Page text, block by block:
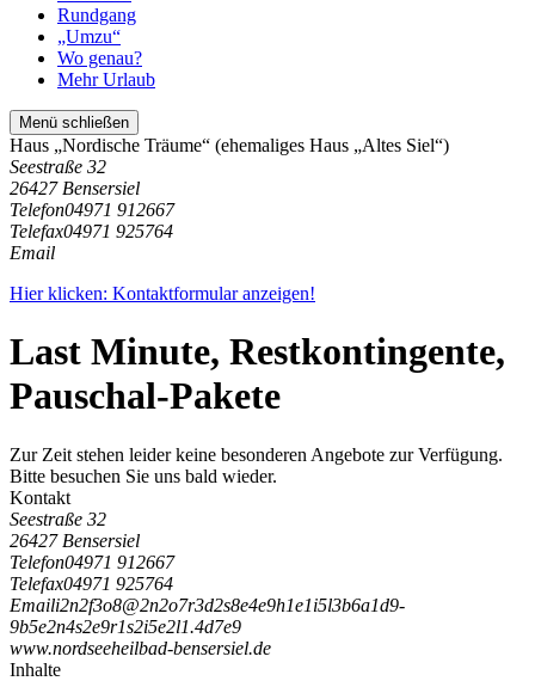
Rundgang
„Umzu“
Wo genau?
Mehr Urlaub
Menü schließen
Haus „Nordische Träume“ (ehemaliges Haus „Altes Siel“)
Seestraße 32
26427 Bensersiel
Telefon04971 912667
Telefax04971 925764
Email
Hier klicken: Kontaktformular anzeigen!
Last Minute, Restkontingente,
Pauschal-Pakete
Zur Zeit stehen leider keine besonderen Angebote zur Verfügung.
Bitte besuchen Sie uns bald wieder.
Kontakt
Seestraße 32
26427 Bensersiel
Telefon04971 912667
Telefax04971 925764
Emaili2n2f3o8@2n2o7r3d2s8e4e9h1e1i5l3b6a1d9-
9b5e2n4s2e9r1s2i5e2l1.4d7e9
www.nordseeheilbad-bensersiel.de
Inhalte